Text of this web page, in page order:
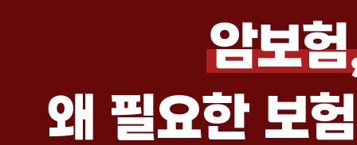
암보
왜 필요한 보